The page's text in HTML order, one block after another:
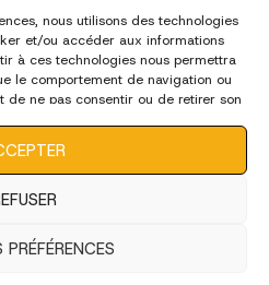
nous utilisons des technologies
et/ou accéder aux informations
à ces technologies nous permettra
le comportement de navigation ou
de ne pas consentir ou de retirer son
Bénévoles et Déco
2022